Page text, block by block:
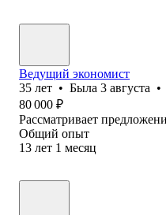
Ведущий экономист
35 лет • Была 3 августа •
80 000 ₽
Рассматривает
Общий опыт
13 лет 1 месяц